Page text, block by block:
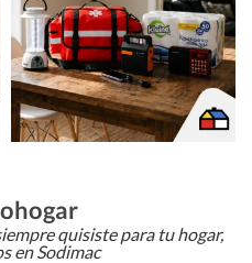
quisiste para tu hogar,
en Sodimac